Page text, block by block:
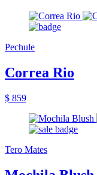
Pechule
Correa Rio
$ 859
Tero Mates